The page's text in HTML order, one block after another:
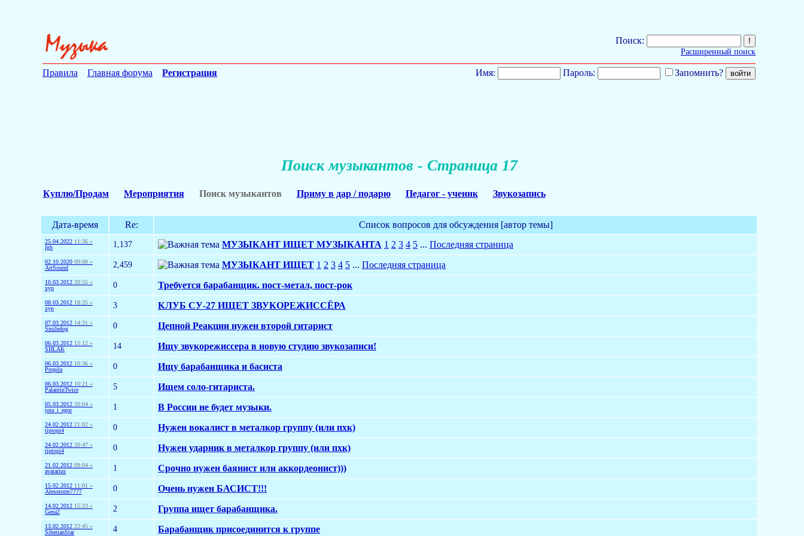
Поиск:
Расширенный поиск
Правила Главная форума Регистрация Имя: Пароль: Запомнить?
Поиск музыкантов - Страница 17
Куплю/Продам Мероприятия Поиск музыкантов Приму в дар / подарю Педагог - ученик Звукозапись
Дата-время Re: Список вопросов для обсуждения [автор темы]
25.04.2022 11:36 »
fgh
1,137 МУЗЫКАНТ ИЩЕТ МУЗЫКАНТА 1 2 3 4 5 ... Последняя страница
02.10.2020 09:00 »
ArtSound
2,459 МУЗЫКАНТ ИЩЕТ 1 2 3 4 5 ... Последняя страница
10.03.2012 20:55 »
хур
0 Требуется барабанщик. пост-метал, пост-рок
08.03.2012 18:25 »
хур
3 КЛУБ СУ-27 ИЩЕТ ЗВУКОРЕЖИССЁРА
07.03.2012 14:31 »
Smiledog
0 Цепной Реакции нужен второй гитарист
06.03.2012 15:12 »
SHLAK
14 Ищу звукорежиссера в новую студию звукозаписи!
06.03.2012 10:36 »
Propila
0 Ищу барабанщика и басиста
06.03.2012 10:21 »
PalantinTwice
5 Ищем соло-гитариста.
05.03.2012 20:04 »
jora_i_egor
1 В России не будет музыки.
24.02.2012 21:02 »
tiptopi4
0 Нужен вокалист в металкор группу (или пхк)
24.02.2012 20:47 »
tiptopi4
0 Нужен ударник в металкор группу (или пхк)
21.02.2012 09:04 »
avatarius
1 Срочно нужен баянист или аккордеонист)))
15.02.2012 11:01 »
Alexstorm7777
0 Очень нужен БАСИСТ!!!
14.02.2012 15:33 »
Gena2
2 Группа ищет барабанщика.
13.02.2012 22:45 »
SiberianStar
4 Барабанщик присоединится к группе